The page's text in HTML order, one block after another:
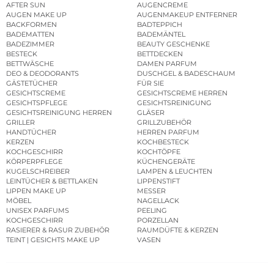
AFTER SUN
AUGENCREME
AUGEN MAKE UP
AUGENMAKEUP ENTFERNER
BACKFORMEN
BADTEPPICH
BADEMATTEN
BADEMÄNTEL
BADEZIMMER
BEAUTY GESCHENKE
BESTECK
BETTDECKEN
BETTWÄSCHE
DAMEN PARFUM
DEO & DEODORANTS
DUSCHGEL & BADESCHAUM
GÄSTETÜCHER
FÜR SIE
GESICHTSCREME
GESICHTSCREME HERREN
GESICHTSPFLEGE
GESICHTSREINIGUNG
GESICHTSREINIGUNG HERREN
GLÄSER
GRILLER
GRILLZUBEHÖR
HANDTÜCHER
HERREN PARFUM
KERZEN
KOCHBESTECK
KOCHGESCHIRR
KOCHTÖPFE
KÖRPERPFLEGE
KÜCHENGERÄTE
KUGELSCHREIBER
LAMPEN & LEUCHTEN
LEINTÜCHER & BETTLAKEN
LIPPENSTIFT
LIPPEN MAKE UP
MESSER
MÖBEL
NAGELLACK
UNISEX PARFUMS
PEELING
KOCHGESCHIRR
PORZELLAN
RASIERER & RASUR ZUBEHÖR
RAUMDÜFTE & KERZEN
TEINT | GESICHTS MAKE UP
VASEN